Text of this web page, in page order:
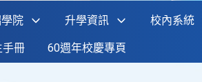
院 升學資訊 校內系統
手冊 60週年校慶專頁